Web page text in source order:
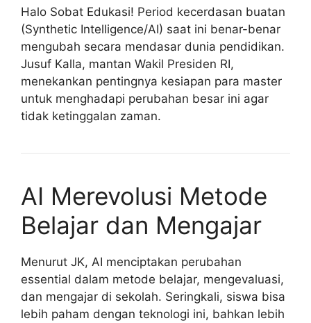
Halo Sobat Edukasi! Period kecerdasan buatan
(Synthetic Intelligence/AI) saat ini benar-benar
mengubah secara mendasar dunia pendidikan.
Jusuf Kalla, mantan Wakil Presiden RI,
menekankan pentingnya kesiapan para master
untuk menghadapi perubahan besar ini agar
tidak ketinggalan zaman.
AI Merevolusi Metode
Belajar dan Mengajar
Menurut JK, AI menciptakan perubahan
essential dalam metode belajar, mengevaluasi,
dan mengajar di sekolah. Seringkali, siswa bisa
lebih paham dengan teknologi ini, bahkan lebih